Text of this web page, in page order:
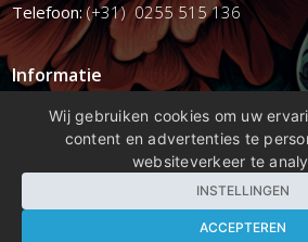
Telefoon:(+31) 0255 515 136
Informatie
Mijn account
Wij gebruiken cookies om uw
content en advertenties te
websiteverkeer te
INSTELLINGEN
ACCEPTEREN